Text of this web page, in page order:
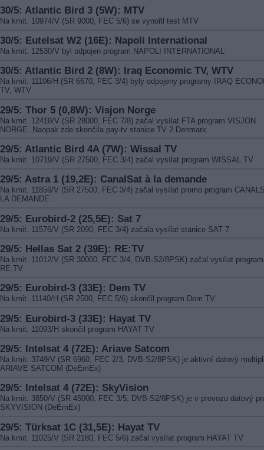
30/5: Atlantic Bird 3 (5W): MTV
Na kmit. 10974/V (SR 9000, FEC 5/6) se vynořil test MTV
30/5: Eutelsat W2 (16E): Napoli International
Na kmit. 12530/V byl odpojen program NAPOLI INTERNATIONAL
30/5: Atlantic Bird 2 (8W): Iraq Economic TV, WTV
Na kmit. 11106/H (SR 6670, FEC 3/4) byly odpojeny programy IRAQ
TV, WTV
29/5: Thor 5 (0,8W): Visjon Norge
Na kmit. 12418/V (SR 28000, FEC 7/8) začal vysílat FTA program VISJON
NORGE. Naopak zde skončila pay-tv stanice TV 2 Denmark
29/5: Atlantic Bird 4A (7W): Wissal TV
Na kmit. 10719/V (SR 27500, FEC 3/4) začal vysílat program WISSAL TV
29/5: Astra 1 (19,2E): CanalSat à la demande
Na kmit. 11856/V (SR 27500, FEC 3/4) začal vysílat promo program
LA DEMANDE
29/5: Eurobird-2 (25,5E): Sat 7
Na kmit. 11576/V (SR 2090, FEC 3/4) začala vysílat stanice SAT 7
29/5: Hellas Sat 2 (39E): RE:TV
Na kmit. 11012/V (SR 30000, FEC 3/4, DVB-S2/8PSK) začal vysílat program
RE:TV
29/5: Eurobird-3 (33E): Dem TV
Na kmit. 11140/H (SR 2500, FEC 5/6) skončil program Dem TV
29/5: Eurobird-3 (33E): Hayat TV
Na kmit. 11093/H skončil program HAYAT TV
29/5: Intelsat 4 (72E): Ariave Satcom
Na kmit. 3749/V (SR 6960, FEC 2/3, DVB-S2/8PSK) je aktivní datový
ARIAVE SATCOM (DeEmEx)
29/5: Intelsat 4 (72E): SkyVision
Na kmit. 3850/V (SR 45000, FEC 3/5, DVB-S2/8PSK) je v provozu datový
SKYVISION (DeEmEx)
29/5: Türksat 1C (31,5E): Hayat TV
Na kmit. 11025/V (SR 2180, FEC 5/6) začal vysílat program HAYAT TV